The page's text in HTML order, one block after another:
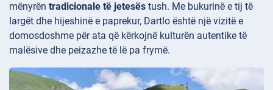
mënyrën tradicionale të jetesës tush. Me bukurinë e tij të
largët dhe hijeshinë e paprekur, Dartlo është një vizitë e
domosdoshme për ata që kërkojnë kulturën autentike të
malësive dhe peizazhe të lë pa frymë.